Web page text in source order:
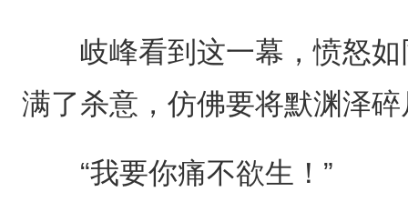
岐峰看到这一幕，愤怒如
满了杀意，仿佛要将默渊泽
“我要你痛不欲生！”